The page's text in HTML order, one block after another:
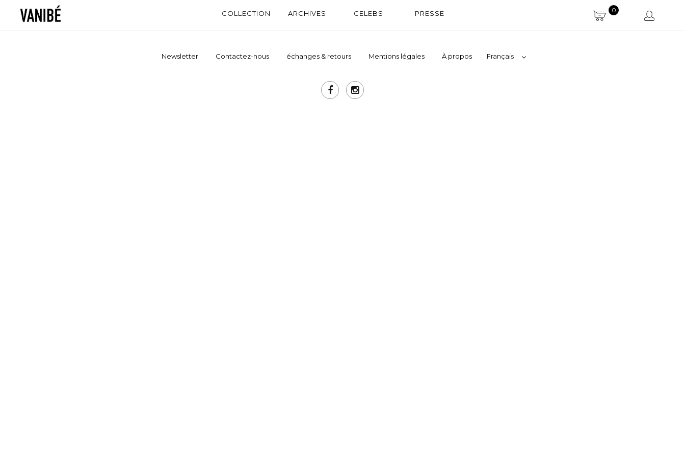
0
COLLECTION ARCHIVES CELEBS PRESSE
Newsletter Contactez-nous échanges & retours Mentions légales À propos Français